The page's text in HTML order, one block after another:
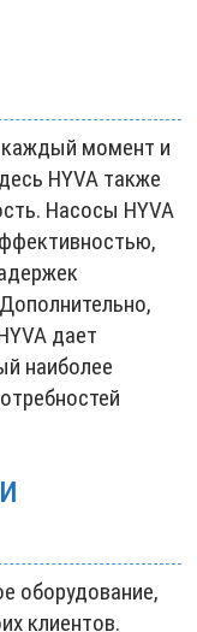
каждый момент и
HYVA также
Насосы HYVA
дает
наиболее
оборудование,
клиентов.